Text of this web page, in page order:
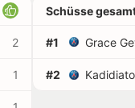
2
1
Schüsse
#1 Grace
#2